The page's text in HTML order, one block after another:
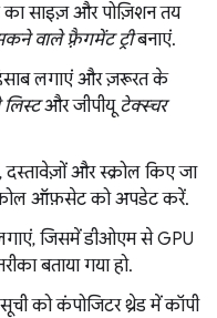
का साइज़ और पोज़िशन तय
वाले फ़्रैगमेंट ट्रीबनाएं.
हिसाब लगाएं और ज़रूरत के
लिस्टऔर जीपीयू टेक्स्चर
दस्तावेज़ों और स्क्रोल किए जा
ऑफ़सेट को अपडेट करें.
जिसमें डीओएम से GPU
बताया गया हो.
सूची को कंपोजिटर थ्रेड में कॉपी